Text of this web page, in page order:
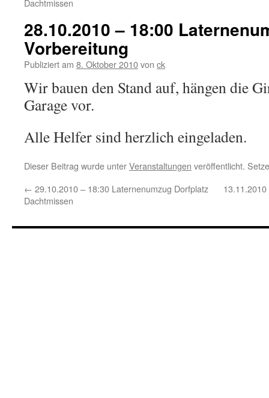
Dachtmissen
28.10.2010 – 18:00
Vorbereitung
Publiziert am 8. Oktober 2010von ck
Wir bauen den Stand auf, hängen die
Garage vor.
Alle Helfer sind herzlich eingeladen.
Dieser Beitrag wurde unterVeranstaltungen veröffentlicht.
← 29.10.2010 – 18:30 Laternenumzug Dorfplatz
Dachtmissen